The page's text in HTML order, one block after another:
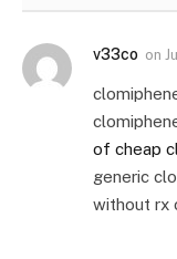
v33co on
of cheap
generic
without rx